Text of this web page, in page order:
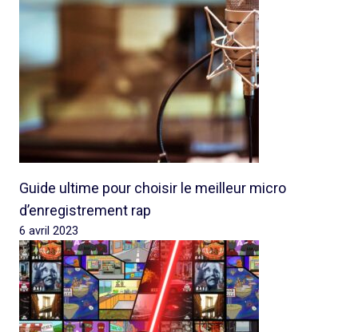
Guide ultime pour choisir le meilleur micro
d’enregistrement rap
6 avril 2023